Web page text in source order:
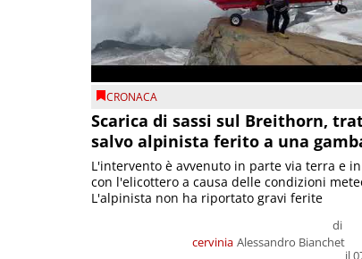
CRONACA
Scarica di sassi sul Breithorn,
salvo alpinista ferito a una
cervinia
di
Alessandro Bianchet
L'intervento è avvenuto in parte via terra e
con l'elicottero a causa delle condizioni
L'alpinista non ha riportato gravi ferite